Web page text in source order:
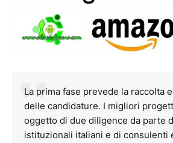
La prima fase prevede la raccolta
delle candidature. I migliori
oggetto di due diligence da parte
istituzionali italiani e di consulenti